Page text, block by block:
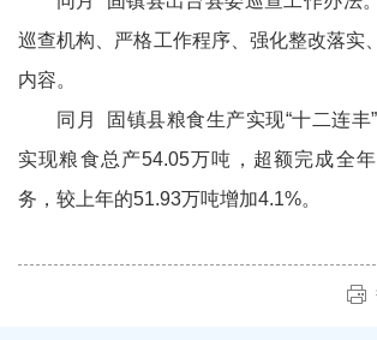
巡查机构、严格工作程序、强化整改落实
内容。
同月 固镇县粮食生产实现“十二连丰
实现粮食总产54.05万吨，超额完成全
务，较上年的51.93万吨增加4.1%。